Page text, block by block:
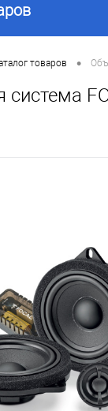
товаров •
система